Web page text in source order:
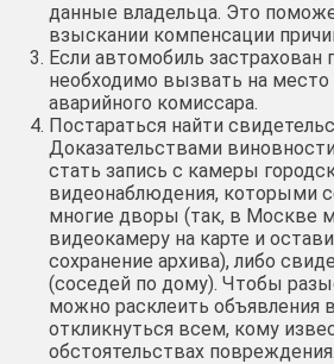
данные владельца. Это
взыскании компенсации
Если автомобиль застрахован
необходимо вызвать на
аварийного комиссара.
Постараться найти
Доказательствами
стать запись с камеры
видеонаблюдения, которыми
многие дворы (так, в Москве
видеокамеру на карте и
сохранение архива), либо
(соседей по дому). Чтобы
можно расклеить объявления
откликнуться всем, кому
обстоятельствах повреждения.